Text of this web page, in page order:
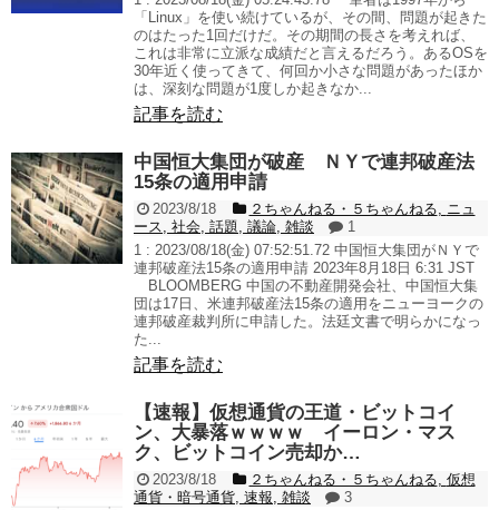
「Linux」を使い続けているが、その間、問題が起きた
のはたった1回だけだ。その期間の長さを考えれば、
これは非常に立派な成績だと言えるだろう。あるOSを
30年近く使ってきて、何回か小さな問題があったほか
は、深刻な問題が1度しか起きなか...
記事を読む
中国恒大集団が破産 ＮＹで連邦破産法
15条の適用申請
2023/8/18 ２ちゃんねる・５ちゃんねる
ニュ
ース
社会 話題 議論 雑談
1
1 : 2023/08/18(金) 07:52:51.72 中国恒大集団がＮＹで
連邦破産法15条の適用申請 2023年8月18日 6:31 JST
BLOOMBERG 中国の不動産開発会社、中国恒大集
団は17日、米連邦破産法15条の適用をニューヨークの
連邦破産裁判所に申請した。法廷文書で明らかになっ
た...
記事を読む
【速報】仮想通貨の王道・ビットコイ
ン、大暴落ｗｗｗｗ イーロン・マス
ク、ビットコイン売却か…
2023/8/18 ２ちゃんねる・５ちゃんねる 仮想
通貨・暗号通貨 速報 雑談
3